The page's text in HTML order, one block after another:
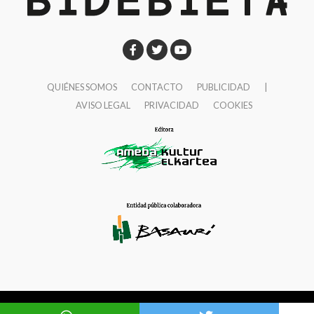
realizamos incidencia política y abogamos por la
transparentes y que rindan cuentas a la ciudadanía.
evaluados y publicados periódicamente y de manera
accesible. Estamos también incidiendo por incorporar
en los planes oncológicos elementos de
humanización contando con la participación de
personas con cáncer.
¿Cuáles son los programas y servicios gratuitos
Desde hace más de 30 años
contamos con un teléfono gratuito, 900 100 036, al
QUIÉNES SOMOS CONTACTO PUBLICIDAD
AVISO LEGAL
PRIVACIDAD COOKIES
Ameba Kultur Elkartea © 1997-2026 Bidebieta |